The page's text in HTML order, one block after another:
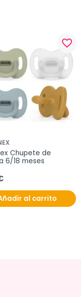
favorite_border
Chupete de
6/18 meses
al carrito